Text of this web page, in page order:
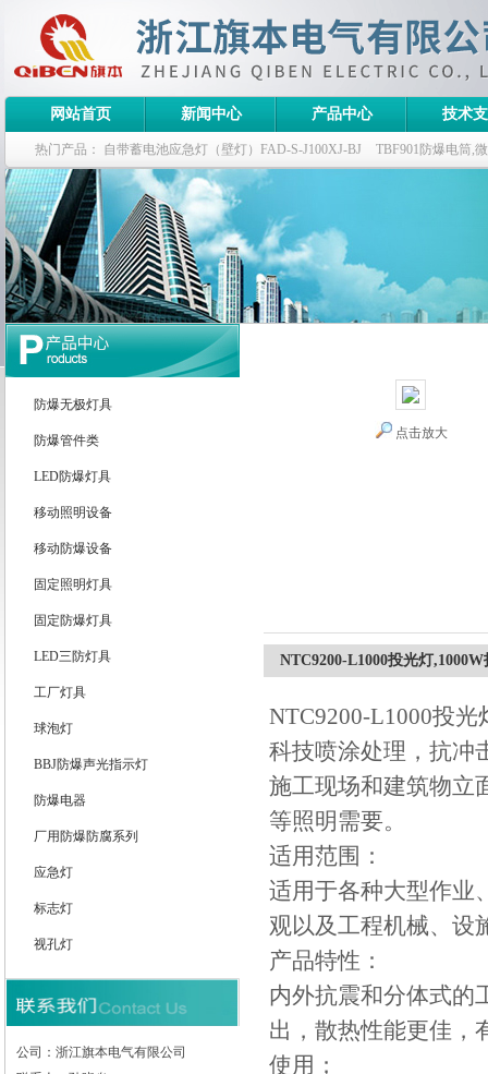
浙江旗本电气有限公司
网站首页 新闻中心 产品中心 技术
热门产品： 自带蓄电池应急灯（壁灯）FAD-S-J100XJ-BJ TBF901防爆电筒,
栏式无极灯 G9960-W120W长寿无极工厂灯,三防无极灯
防爆泛光灯
防爆无极灯具
防爆管件类
LED防爆灯具
移动照明设备
移动防爆设备
固定照明灯具
固定防爆灯具
LED三防灯具
工厂灯具
球泡灯
BBJ防爆声光指示灯
防爆电器
厂用防爆防腐系列
应急灯
标志灯
视孔灯
公司：浙江旗本电气有限公司
点击放大
NTC9200-L1000投光灯
NTC9200-L1000投
科技喷涂处理，抗冲
施工现场和建筑物立
等照明需要。
适用范围：
适用于各种大型作业
观以及工程机械、设
产品特性：
内外抗震和分体式的
出，散热性能更佳，
使用；